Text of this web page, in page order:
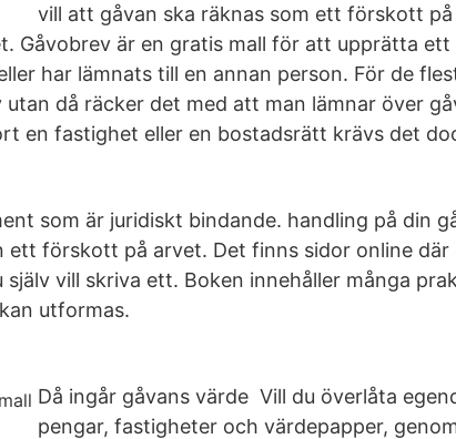
vill att gåvan ska räknas som ett förskott
Gåvobrev är en gratis mall för att upprätta
har lämnats till en annan person. För de
då räcker det med att man lämnar över
en fastighet eller en bostadsrätt krävs det
som är juridiskt bindande. handling på din
ett förskott på arvet. Det finns sidor online där
vill skriva ett. Boken innehåller många
utformas.
Då ingår gåvans värde Vill du överlåta
pengar, fastigheter och värdepapper,